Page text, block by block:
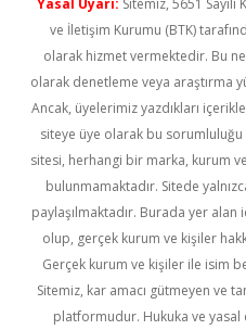
Yasal Uyarı: Sitemiz, 5651
ve İletişim Kurumu (BTK)
olarak hizmet vermektedir. Bu
olarak denetleme veya araştırma
Ancak, üyelerimiz yazdıkları
siteye üye olarak bu sorumluluğu
sitesi, herhangi bir marka, kurum
bulunmamaktadır. Sitede
paylaşılmaktadır. Burada yer
olup, gerçek kurum ve kişiler
Gerçek kurum ve kişiler ile isim
Sitemiz, kar amacı gütmeyen ve
platformudur. Hukuka ve yasal